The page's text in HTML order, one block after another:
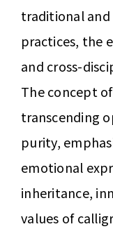
traditional
practices, the
and cross-
The concept
transcending
purity,
emotional
inheritance,
values of